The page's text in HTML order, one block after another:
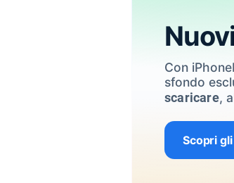
Con
sfondo
scaricare,
Scopri